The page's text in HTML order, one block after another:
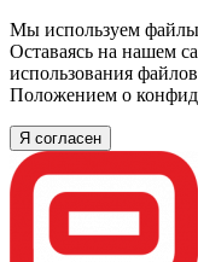
Мы используем файлы
Оставаясь на нашем
использования
Положением о
Я согласен